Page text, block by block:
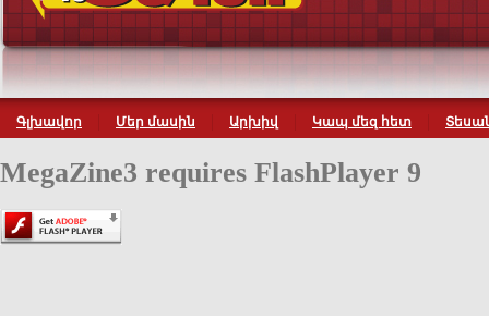
Գլխավոր Մեր մասին Արխիվ Կապ մեզ հետ
MegaZine3 requires FlashPlayer 9